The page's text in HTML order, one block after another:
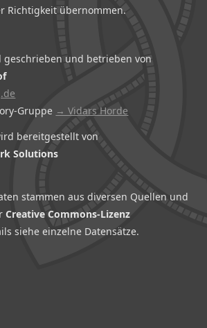
Richtigkeit übernommen.
geschrieben und betrieben von
Gruppe → Vidars Horde
bereitgestellt von
Solutions
stammen aus diversen Quellen und
Creative Commons-Lizenz
siehe einzelne Datensätze.